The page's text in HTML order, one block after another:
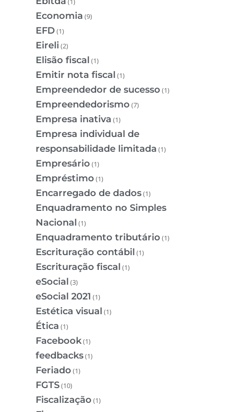
Economia (9)
EFD (1)
Eireli (2)
Elisão fiscal (1)
Emitir nota fiscal (1)
Empreendedor de sucesso (1)
Empreendedorismo (7)
Empresa inativa (1)
Empresa individual de
responsabilidade limitada (1)
Empresário (1)
Empréstimo (1)
Encarregado de dados(1)
Enquadramento no Simples
Nacional (1)
Enquadramento tributário (1)
Escrituração contábil (1)
Escrituração fiscal (1)
eSocial (3)
eSocial 2021 (1)
Estética visual (1)
Ética (1)
Facebook(1)
feedbacks(1)
Feriado (1)
FGTS(10)
Fiscalização (1)